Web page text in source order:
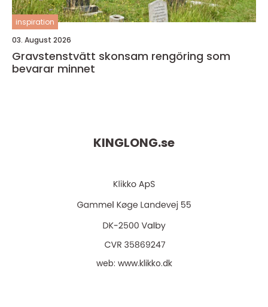
inspiration
03. August 2026
Gravstenstvätt skonsam rengöring som
bevarar minnet
KINGLONG.se
web: www.klikko.dk